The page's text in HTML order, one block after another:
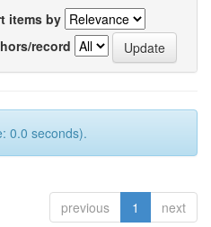
items by
record
0.0 seconds).
previous 1 next